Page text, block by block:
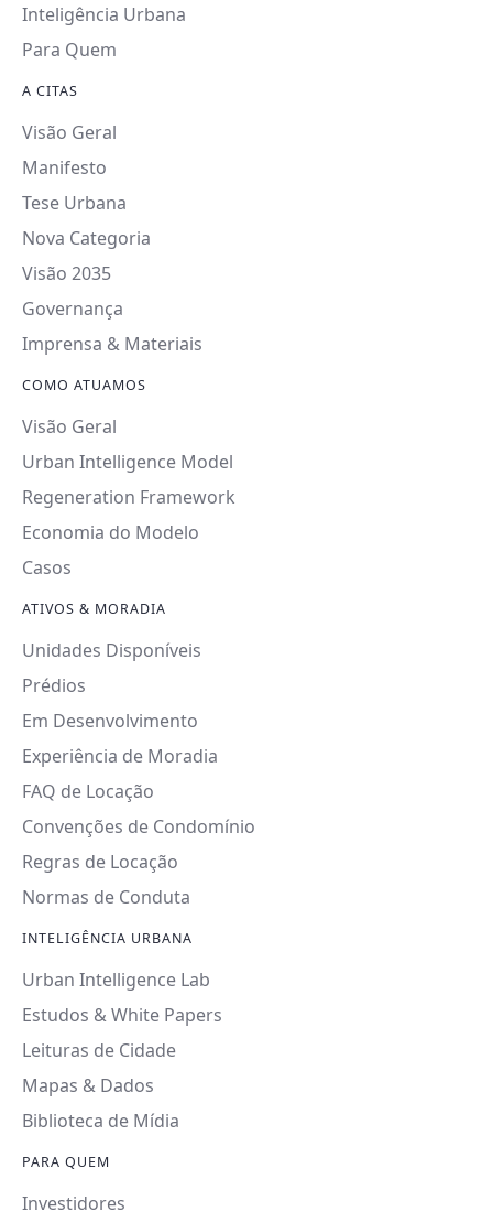
Inteligência Urbana
Para Quem
A CITAS
Visão Geral
Manifesto
Tese Urbana
Nova Categoria
Visão 2035
Governança
Imprensa & Materiais
COMO ATUAMOS
Visão Geral
Urban Intelligence Model
Regeneration Framework
Economia do Modelo
Casos
ATIVOS & MORADIA
Unidades Disponíveis
Prédios
Em Desenvolvimento
Experiência de Moradia
FAQ de Locação
Convenções de Condomínio
Regras de Locação
Normas de Conduta
INTELIGÊNCIA URBANA
Urban Intelligence Lab
Estudos & White Papers
Leituras de Cidade
Mapas & Dados
Biblioteca de Mídia
PARA QUEM
Investidores